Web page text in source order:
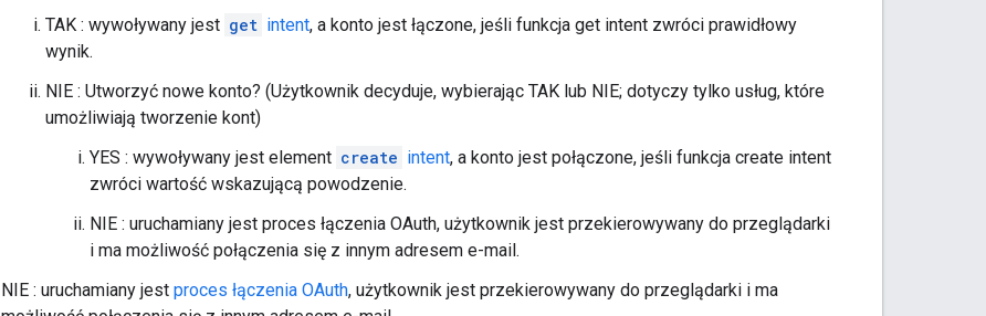
TAK : wywoływany jest get intent, a konto jest łączone, jeśli funkcja get intent zwróci prawidłowy
wynik.
NIE : Utworzyć nowe konto? (Użytkownik decyduje, wybierając TAK lub NIE; dotyczy tylko usług, które
umożliwiają tworzenie kont)
YES : wywoływany jest element create intent, a konto jest połączone, jeśli funkcja create intent
zwróci wartość wskazującą powodzenie.
NIE : uruchamiany jest proces łączenia OAuth, użytkownik jest przekierowywany do przeglądarki
i ma możliwość połączenia się z innym adresem e-mail.
NIE : uruchamiany jest proces łączenia OAuth, użytkownik jest przekierowywany do przeglądarki i ma